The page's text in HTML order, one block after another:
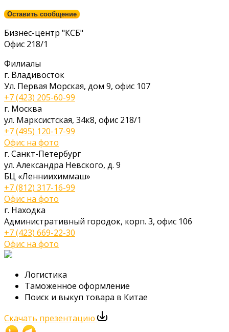
Оставить сообщение
Бизнес-центр "КСБ"
Офис 218/1
Филиалы
г. Владивосток
Ул. Первая Морская, дом 9, офис 107
+7 (423) 205-60-99
г. Москва
ул. Марксистская, 34к8, офис 218/1
+7 (495) 120-17-99
Офис на фото
г. Санкт-Петербург
ул. Александра Невского, д. 9
БЦ «Ленниихиммаш»
+7 (812) 317-16-99
Офис на фото
г. Находка
Административный городок, корп. 3, офис 106
+7 (423) 669-22-30
Офис на фото
Логистика
Таможенное оформление
Поиск и выкуп товара в Китае
Скачать презентацию